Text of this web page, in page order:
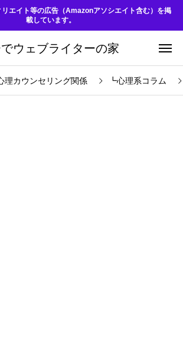
エイト等の広告（Amazonアソシエイト含む）を掲
載しています。
ウェブライターの家
理カウンセリング関係 ┗心理系コラム